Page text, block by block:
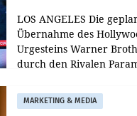
LOS ANGELES Die
Übernahme des
Urgesteins Warner
durch den Rivalen
Schwebe bleiben. Eine
Richterin setzte den
MARKETING & MEDIA